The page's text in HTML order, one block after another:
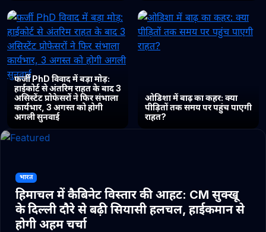
फर्जी PhD विवाद में बड़ा मोड़:
हाईकोर्ट से अंतरिम राहत के बाद 3
असिस्टेंट प्रोफेसरों ने फिर संभाला
कार्यभार, 3 अगस्त को होगी
अगली सुनवाई
ओडिशा में बाढ़ का कहर: क्या
पीड़ितों तक समय पर पहुंच पाएगी
राहत?
भारत
हिमाचल में कैबिनेट विस्तार की आहट: CM सुक्खू
के दिल्ली दौरे से बढ़ी सियासी हलचल, हाईकमान से
होगी अहम चर्चा